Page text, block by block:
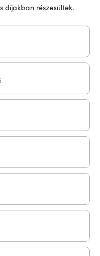
díjakban részesültek.